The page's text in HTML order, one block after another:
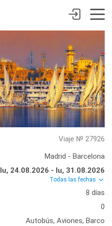
Viaje № 27926
Madrid - Barcelona
lu, 24.08.2026 - lu, 31.08.2026
Todas las fechas
8 días
0
Autobús, Aviones, Barco